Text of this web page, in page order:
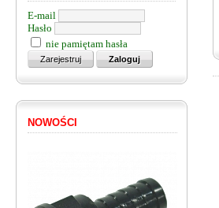
E-mail
Hasło
nie pamiętam hasła
NOWOŚCI